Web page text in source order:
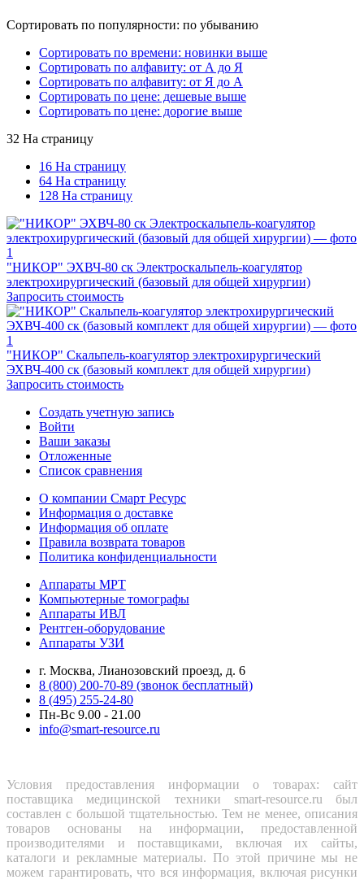
Сортировать по популярности: по убыванию
Сортировать по времени: новинки выше
Сортировать по алфавиту: от А до Я
Сортировать по алфавиту: от Я до А
Сортировать по цене: дешевые выше
Сортировать по цене: дорогие выше
32 На страницу
16 На страницу
64 На страницу
128 На страницу
"НИКОР" ЭХВЧ-80 ск Электроскальпель-коагулятор
электрохирургический (базовый для общей хирургии)
Запросить стоимость
"НИКОР" Скальпель-коагулятор электрохирургический
ЭХВЧ-400 ск (базовый комплект для общей хирургии)
Запросить стоимость
Создать учетную запись
Войти
Ваши заказы
Отложенные
Список сравнения
О компании Смарт Ресурс
Информация о доставке
Информация об оплате
Правила возврата товаров
Политика конфиденциальности
Аппараты МРТ
Компьютерные томографы
Аппараты ИВЛ
Рентген-оборудование
Аппараты УЗИ
г. Москва, Лианозовский проезд, д. 6
8 (800) 200-70-89 (звонок бесплатный)
8 (495) 255-24-80
Пн-Вс 9.00 - 21.00
info@smart-resource.ru
Условия предоставления информации о товарах: сайт
поставщика медицинской техники smart-resource.ru был
составлен с большой тщательностью. Тем не менее, описания
товаров основаны на информации, предоставленной
производителями и поставщиками, включая их сайты,
каталоги и рекламные материалы. По этой причине мы не
можем гарантировать, что вся информация, включая рисунки